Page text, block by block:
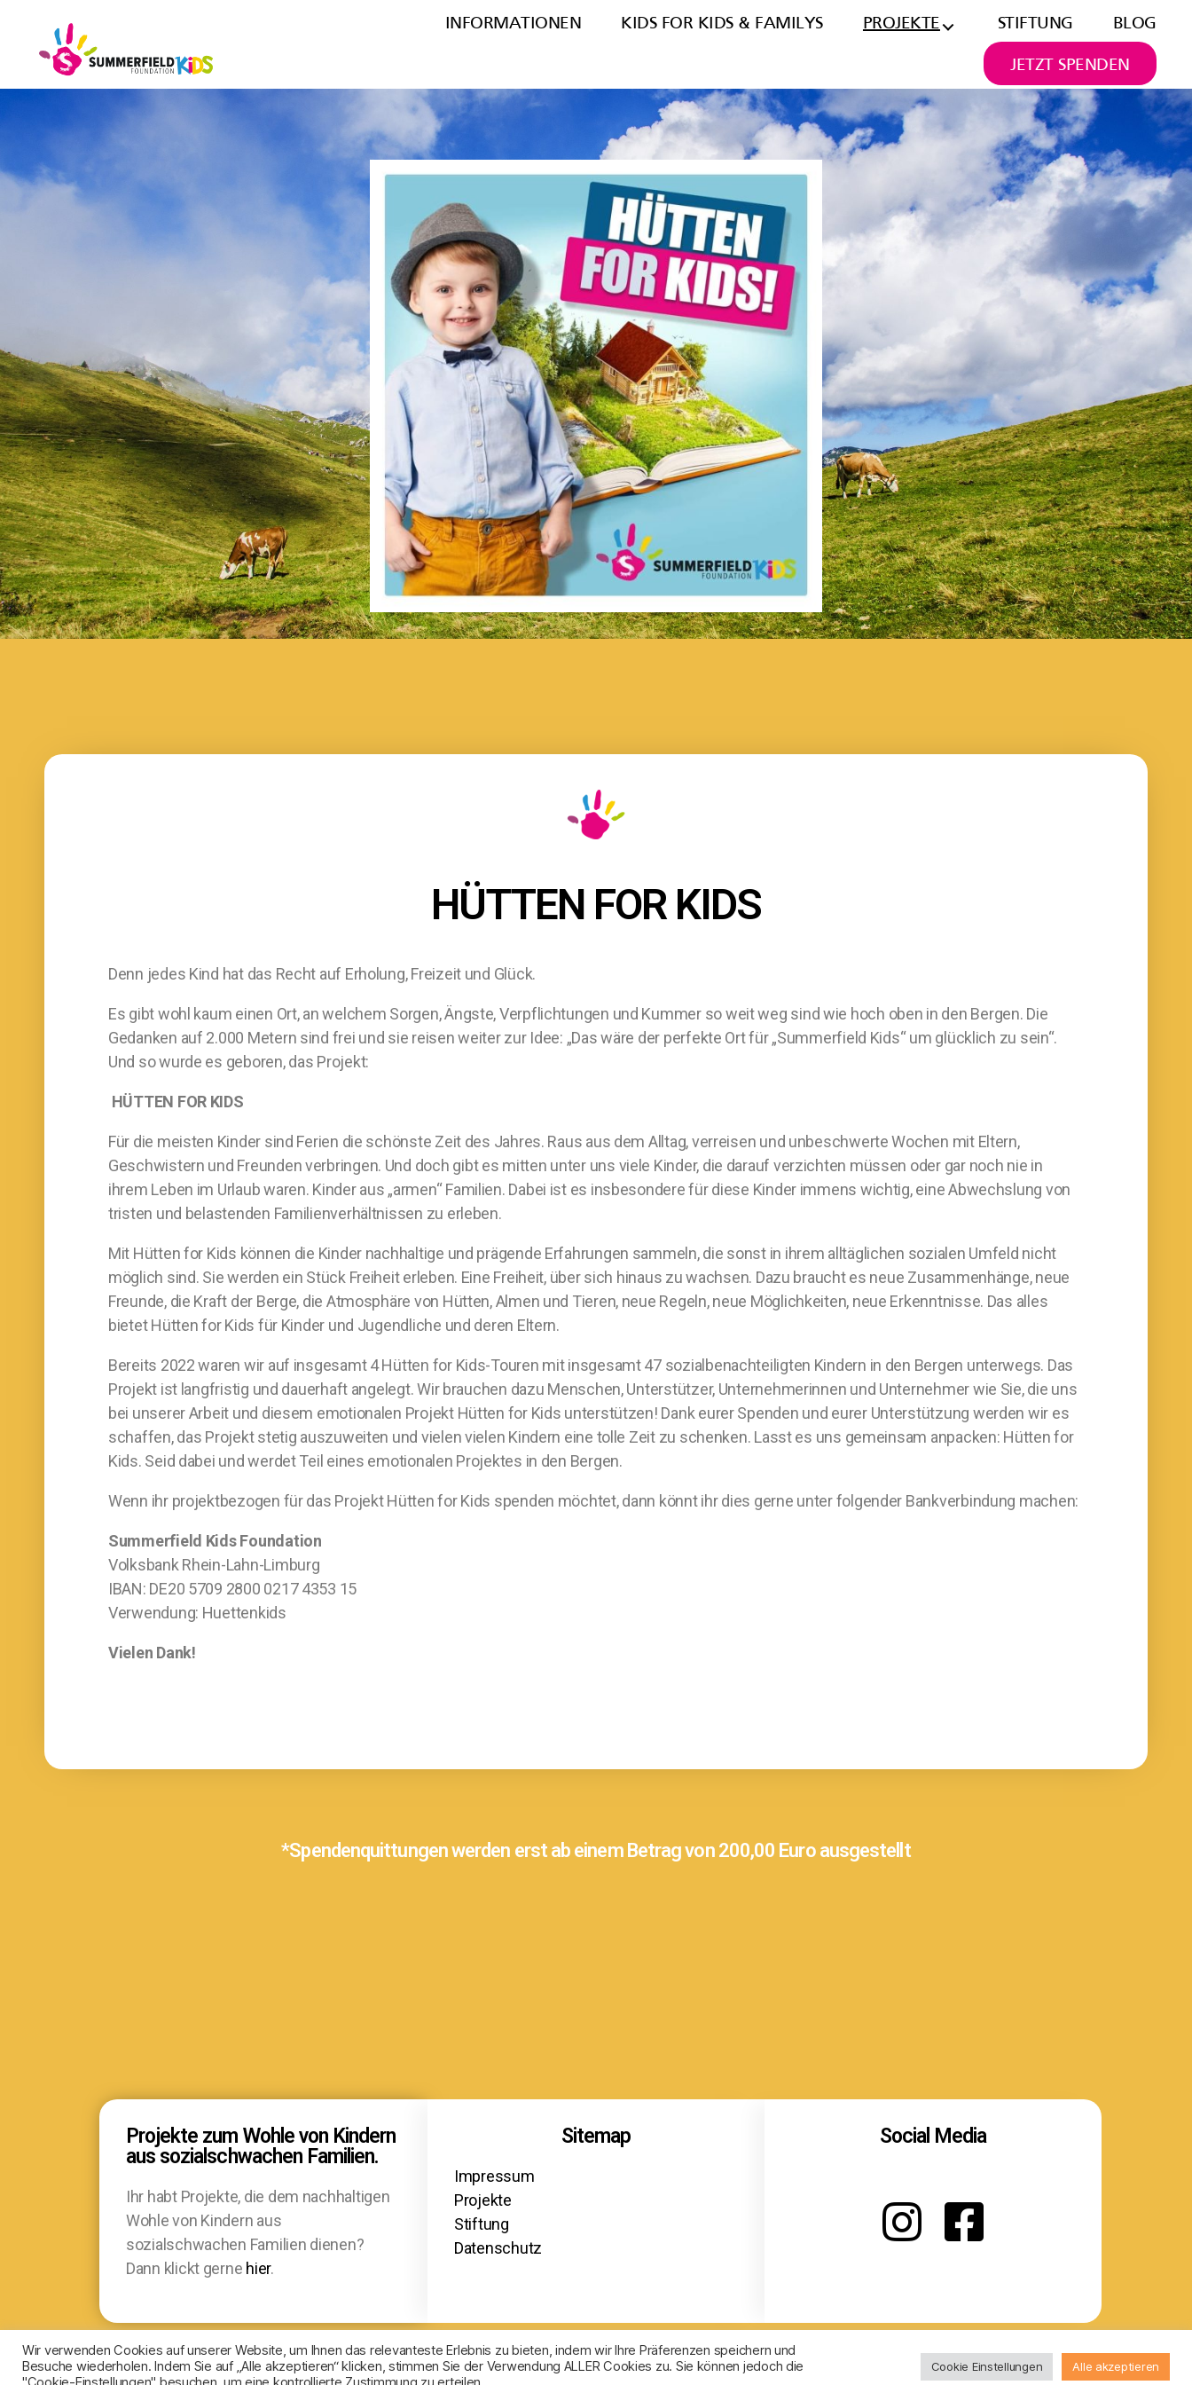
INFORMATIONEN KIDS FOR KIDS & FAMILYS PROJEKTE STIFTUNG BLOG
JETZT SPENDEN
HÜTTEN FOR KIDS
Denn jedes Kind hat das Recht auf Erholung, Freizeit und Glück.
Es gibt wohl kaum einen Ort, an welchem Sorgen, Ängste, Verpflichtungen und Kummer so weit weg sind wie hoch oben in den Bergen. Die
Gedanken auf 2.000 Metern sind frei und sie reisen weiter zur Idee: „Das wäre der perfekte Ort für „Summerfield Kids“ um glücklich zu sein“.
Und so wurde es geboren, das Projekt:
HÜTTEN FOR KIDS
Für die meisten Kinder sind Ferien die schönste Zeit des Jahres. Raus aus dem Alltag, verreisen und unbeschwerte Wochen mit Eltern,
Geschwistern und Freunden verbringen. Und doch gibt es mitten unter uns viele Kinder, die darauf verzichten müssen oder gar noch nie in
ihrem Leben im Urlaub waren. Kinder aus „armen“ Familien. Dabei ist es insbesondere für diese Kinder immens wichtig, eine Abwechslung von
tristen und belastenden Familienverhältnissen zu erleben.
Mit Hütten for Kids können die Kinder nachhaltige und prägende Erfahrungen sammeln, die sonst in ihrem alltäglichen sozialen Umfeld nicht
möglich sind. Sie werden ein Stück Freiheit erleben. Eine Freiheit, über sich hinaus zu wachsen. Dazu braucht es neue Zusammenhänge, neue
Freunde, die Kraft der Berge, die Atmosphäre von Hütten, Almen und Tieren, neue Regeln, neue Möglichkeiten, neue Erkenntnisse. Das alles
bietet Hütten for Kids für Kinder und Jugendliche und deren Eltern.
Bereits 2022 waren wir auf insgesamt 4 Hütten for Kids-Touren mit insgesamt 47 sozialbenachteiligten Kindern in den Bergen unterwegs. Das
Projekt ist langfristig und dauerhaft angelegt. Wir brauchen dazu Menschen, Unterstützer, Unternehmerinnen und Unternehmer wie Sie, die uns
bei unserer Arbeit und diesem emotionalen Projekt Hütten for Kids unterstützen! Dank eurer Spenden und eurer Unterstützung werden wir es
schaffen, das Projekt stetig auszuweiten und vielen vielen Kindern eine tolle Zeit zu schenken. Lasst es uns gemeinsam anpacken: Hütten for
Kids. Seid dabei und werdet Teil eines emotionalen Projektes in den Bergen.
Wenn ihr projektbezogen für das Projekt Hütten for Kids spenden möchtet, dann könnt ihr dies gerne unter folgender Bankverbindung machen:
Summerfield Kids Foundation
Volksbank Rhein-Lahn-Limburg
IBAN: DE20 5709 2800 0217 4353 15
Verwendung: Huettenkids
Vielen Dank!
*Spendenquittungen werden erst ab einem Betrag von 200,00 Euro ausgestellt
Projekte zum Wohle von Kindern
aus sozialschwachen Familien.
Ihr habt Projekte, die dem nachhaltigen
Wohle von Kindern aus
sozialschwachen Familien dienen?
Dann klickt gerne hier.
Sitemap
Impressum
Projekte
Stiftung
Datenschutz
Social Media
Wir verwenden Cookies auf unserer Website, um Ihnen das relevanteste Erlebnis zu bieten, indem wir Ihre Präferenzen speichern und
Besuche wiederholen. Indem Sie auf „Alle akzeptieren“ klicken, stimmen Sie der Verwendung ALLER Cookies zu. Sie können jedoch die
Cookie Einstellungen Alle akzeptieren